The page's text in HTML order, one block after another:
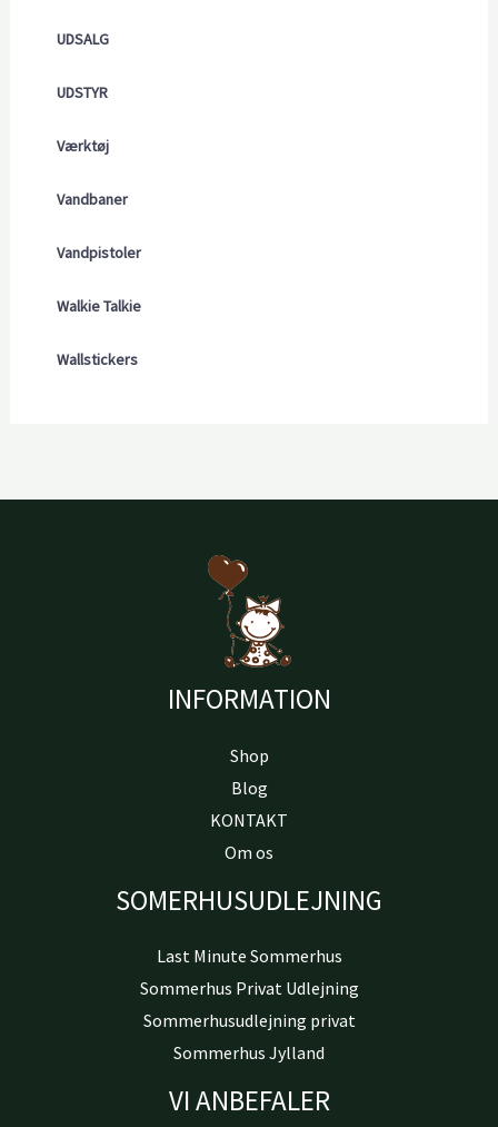
UDSALG
UDSTYR
Værktøj
Vandbaner
Vandpistoler
Walkie Talkie
Wallstickers
INFORMATION
Shop
Blog
KONTAKT
Om os
SOMERHUSUDLEJNING
Last Minute Sommerhus
Sommerhus Privat Udlejning
Sommerhusudlejning privat
Sommerhus Jylland
VI ANBEFALER